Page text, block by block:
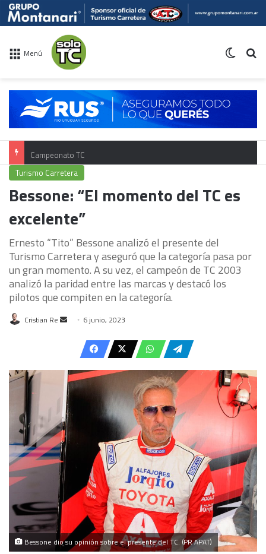
Menú
Campeonato TC
Turismo Carretera
Bessone: “El momento del TC es
excelente”
Ernesto “Tito” Bessone analizó el presente del
Turismo Carretera y aseguró que la categoría pasa por
un gran momento. A su vez, el campeón de TC 2003
analizó la paridad entre las marcas y destacó los
pilotos que compiten en la categoría.
Cristian Re
Send
email
6 junio, 2023
Bessone dio su opinión sobre el presente del TC. (PR APAT)